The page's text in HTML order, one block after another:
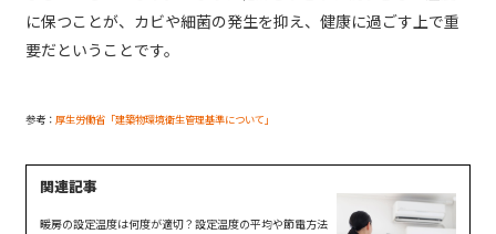
に保つことが、カビや細菌の発生を抑え、健康に過ごす上で重
要だということです。
参考： 厚生労働省「建築物環境衛生管理基準について」
暖房の設定温度は何度が適切？設定温度の平均や節電方法